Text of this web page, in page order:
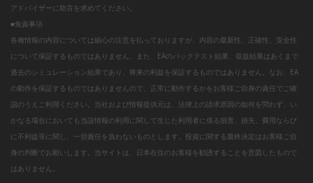
アドバイザーに助言を求めてください。
■免責事項
各種情報の内容については細心の注意を払っておりますが、内容の最新性、正確性、安全性
について保証するものではありません。また、EAのバックテスト結果、収益結果はあくまで
過去のシミュレーション結果であり、将来の利益を保証するものではありません。なお、EA
の動作を保証するものではありませんので、正常に動作するかをお客様ご自身の責任でご確
認のうえご利用ください。当社および情報提供元は、法律上の請求原因の如何を問わず、い
かなる場合においても当該情報の利用に関して生じた利用者に係る損害、損失、費用ならび
に不利益等に関し、一切責任を負わないものとします。投資に関する最終決定はお客様ご自
身の判断でお願いします。当サイトは、日本在住のお客様を勧誘することを意図したもので
はありません。